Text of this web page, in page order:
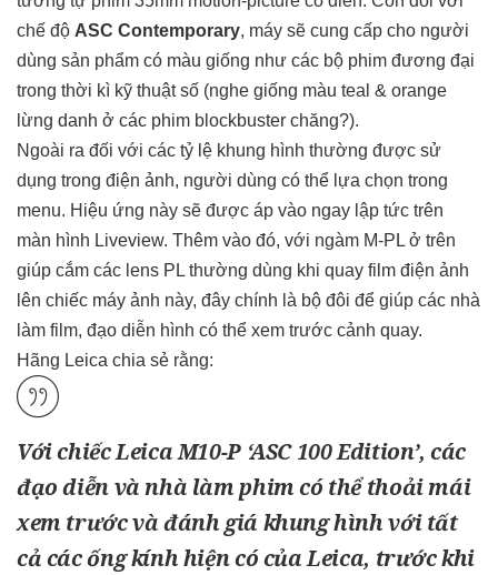
chế độ ASC Contemporary, máy sẽ cung cấp cho người
dùng sản phẩm có màu giống như các bộ phim đương đại
trong thời kì kỹ thuật số (nghe giống màu teal & orange
lừng danh ở các phim blockbuster chăng?).
Ngoài ra đối với các tỷ lệ khung hình thường được sử
dụng trong điện ảnh, người dùng có thể lựa chọn trong
menu. Hiệu ứng này sẽ được áp vào ngay lập tức trên
màn hình Liveview. Thêm vào đó, với ngàm M-PL ở trên
giúp cắm các lens PL thường dùng khi quay film điện ảnh
lên chiếc máy ảnh này, đây chính là bộ đôi để giúp các nhà
làm film, đạo diễn hình có thể xem trước cảnh quay.
Hãng Leica chia sẻ rằng:
Với chiếc Leica M10-P ‘ASC 100 Edition’, các
đạo diễn và nhà làm phim có thể thoải mái
xem trước và đánh giá khung hình với tất
cả các ống kính hiện có của Leica, trước khi